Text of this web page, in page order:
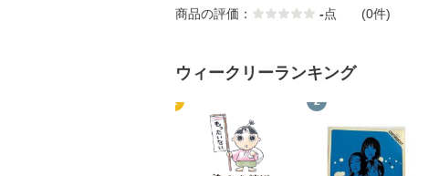
商品の評価： -点 (0件)
ウィークリーランキング
1 2